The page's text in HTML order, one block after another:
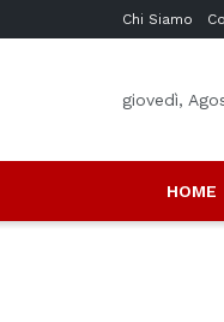
Chi Siamo
giovedì,
HOME